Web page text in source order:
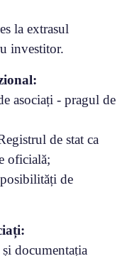
la extrasul
investitor.
asociați - pragul de
de stat ca
oficială;
de
documentația